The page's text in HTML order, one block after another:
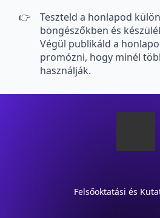
Teszteld a honlapod
böngészőkben és
Végül publikáld a
promózni, hogy minél
használják.
Felsőoktatási és